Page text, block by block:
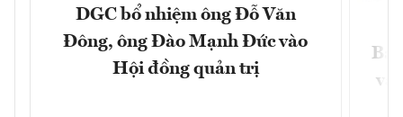
DGC bổ nhiệm ông Đỗ Văn
Đông, ông Đào Mạnh Đức vào
Hội đồng quản trị
và